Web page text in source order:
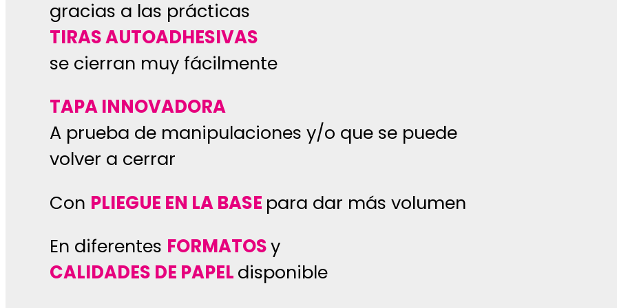
gracias a las prácticas
TIRAS AUTOADHESIVAS
se cierran muy fácilmente
TAPA INNOVADORA
A prueba de manipulaciones y/o que se puede
volver a cerrar
Con PLIEGUE EN LA BASE para dar más volumen
En diferentes FORMATOSy
CALIDADES DE PAPELdisponible